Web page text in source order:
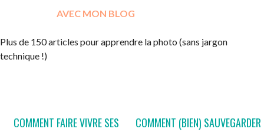
AVEC MON BLOG
Plus de 150 articles pour apprendre la photo (sans jargon
technique !)
COMMENT FAIRE VIVRE SES
COMMENT (BIEN) SAUVEGARDER